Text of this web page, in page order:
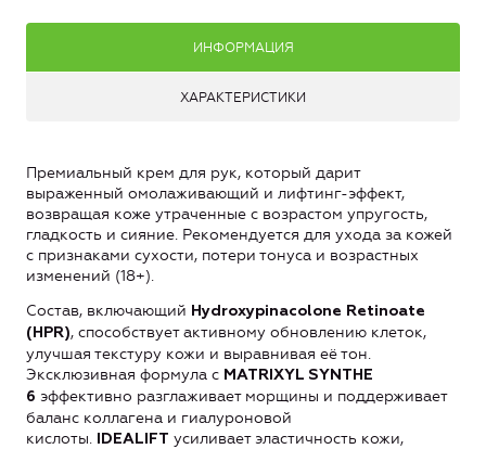
ИНФОРМАЦИЯ
ХАРАКТЕРИСТИКИ
Премиальный крем для рук, который дарит
выраженный омолаживающий и лифтинг-эффект,
возвращая коже утраченные с возрастом упругость,
гладкость и сияние. Рекомендуется для ухода за кожей
с признаками сухости, потери тонуса и возрастных
изменений (18+).
Состав, включающий Hydroxypinacolone Retinoate
(HPR), способствует активному обновлению клеток,
улучшая текстуру кожи и выравнивая её тон.
Эксклюзивная формула с MATRIXYL SYNTHE
6 эффективно разглаживает морщины и поддерживает
баланс коллагена и гиалуроновой
кислоты.
IDEALIFT усиливает эластичность кожи,